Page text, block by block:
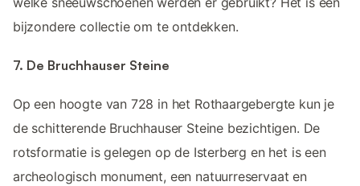
bijzondere collectie om te ontdekken.
7. De Bruchhauser Steine
Op een hoogte van 728 in het Rothaargebergte kun je
de schitterende Bruchhauser Steine bezichtigen. De
rotsformatie is gelegen op de Isterberg en het is een
archeologisch monument, een natuurreservaat en